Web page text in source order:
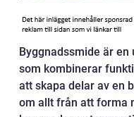
Byggnadssmide är
som kombinerar
att skapa delar av en
om allt från att forma